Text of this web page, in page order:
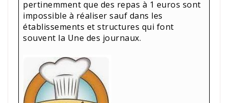
pertinemment que des repas à 1 euros sont
impossible à réaliser sauf dans les
établissements et structures qui font
souvent la Une des journaux.